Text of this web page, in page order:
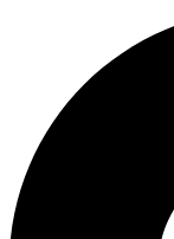
содержимому